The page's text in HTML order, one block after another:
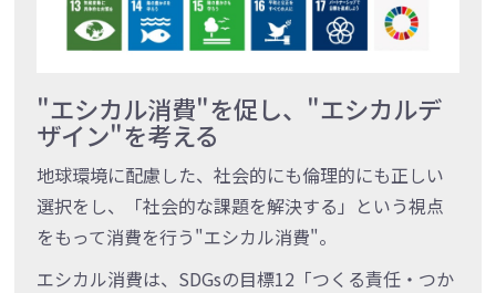
"エシカル消費"を促し、"エシカルデ
ザイン"を考える
地球環境に配慮した、社会的にも倫理的にも正しい
選択をし、「社会的な課題を解決する」という視点
をもって消費を行う"エシカル消費"。
エシカル消費は、SDGsの目標12「つくる責任・つか